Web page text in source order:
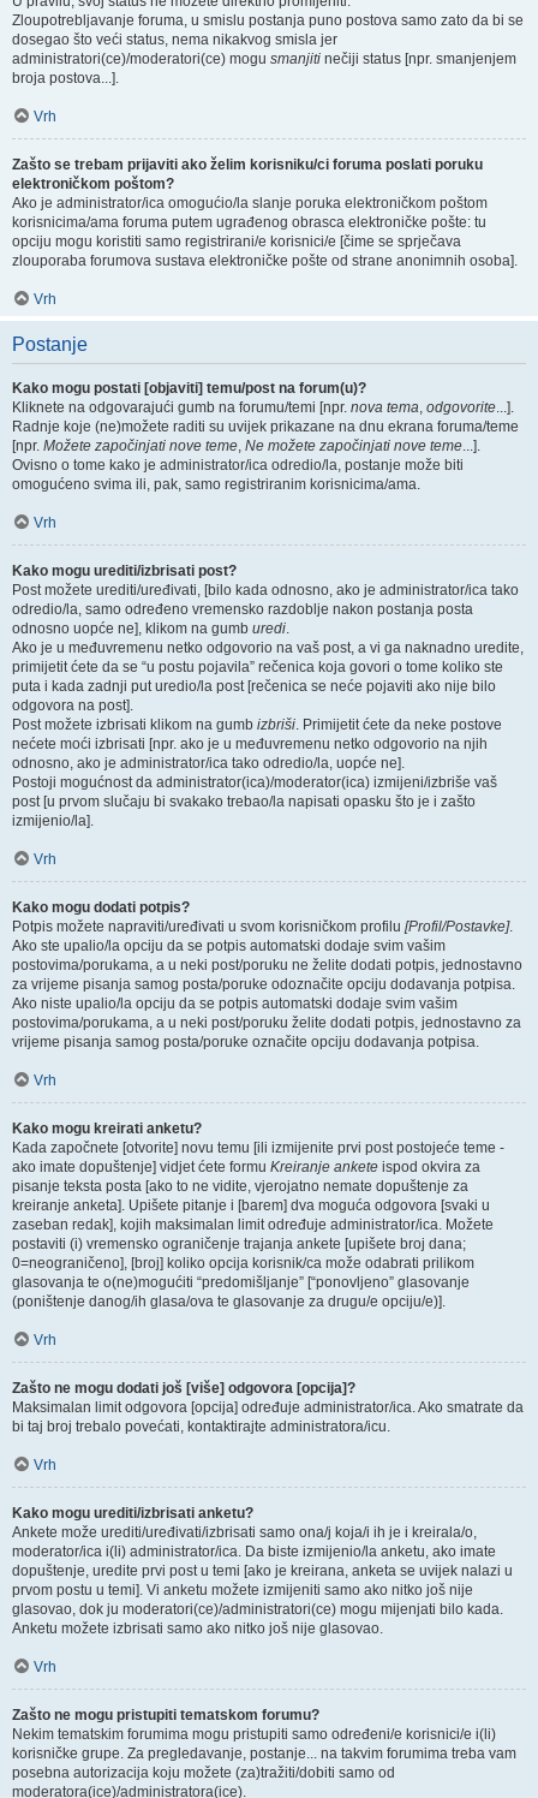
Zloupotrebljavanje foruma, u smislu postanja puno postova samo zato da bi se
dosegao što veći status, nema nikakvog smisla jer
administratori(ce)/moderatori(ce) mogu smanjiti nečiji status [npr. smanjenjem
broja postova...].
Vrh
Zašto se trebam prijaviti ako želim korisniku/ci foruma poslati poruku
elektroničkom poštom?
Ako je administrator/ica omogućio/la slanje poruka elektroničkom poštom
korisnicima/ama foruma putem ugrađenog obrasca elektroničke pošte: tu
opciju mogu koristiti samo registrirani/e korisnici/e [čime se sprječava
zlouporaba forumova sustava elektroničke pošte od strane anonimnih osoba].
Vrh
Postanje
Kako mogu postati [objaviti] temu/post na forum(u)?
Kliknete na odgovarajući gumb na forumu/temi [npr. nova tema, odgovorite...].
Radnje koje (ne)možete raditi su uvijek prikazane na dnu ekrana foruma/teme
[npr. Možete započinjati nove teme, Ne možete započinjati nove teme...].
Ovisno o tome kako je administrator/ica odredio/la, postanje može biti
omogućeno svima ili, pak, samo registriranim korisnicima/ama.
Vrh
Kako mogu urediti/izbrisati post?
Post možete urediti/uređivati, [bilo kada odnosno, ako je administrator/ica tako
odredio/la, samo određeno vremensko razdoblje nakon postanja posta
odnosno uopće ne], klikom na gumb uredi.
Ako je u međuvremenu netko odgovorio na vaš post, a vi ga naknadno uredite,
primijetit ćete da se “u postu pojavila” rečenica koja govori o tome koliko ste
puta i kada zadnji put uredio/la post [rečenica se neće pojaviti ako nije bilo
odgovora na post].
Post možete izbrisati klikom na gumb izbriši. Primijetit ćete da neke postove
nećete moći izbrisati [npr. ako je u međuvremenu netko odgovorio na njih
odnosno, ako je administrator/ica tako odredio/la, uopće ne].
Postoji mogućnost da administrator(ica)/moderator(ica) izmijeni/izbriše vaš
post [u prvom slučaju bi svakako trebao/la napisati opasku što je i zašto
izmijenio/la].
Vrh
Kako mogu dodati potpis?
Potpis možete napraviti/uređivati u svom korisničkom profilu [Profil/Postavke].
Ako ste upalio/la opciju da se potpis automatski dodaje svim vašim
postovima/porukama, a u neki post/poruku ne želite dodati potpis, jednostavno
za vrijeme pisanja samog posta/poruke odoznačite opciju dodavanja potpisa.
Ako niste upalio/la opciju da se potpis automatski dodaje svim vašim
postovima/porukama, a u neki post/poruku želite dodati potpis, jednostavno za
vrijeme pisanja samog posta/poruke označite opciju dodavanja potpisa.
Vrh
Kako mogu kreirati anketu?
Kada započnete [otvorite] novu temu [ili izmijenite prvi post postojeće teme -
ako imate dopuštenje] vidjet ćete formu Kreiranje ankete ispod okvira za
pisanje teksta posta [ako to ne vidite, vjerojatno nemate dopuštenje za
kreiranje anketa]. Upišete pitanje i [barem] dva moguća odgovora [svaki u
zaseban redak], kojih maksimalan limit određuje administrator/ica. Možete
postaviti (i) vremensko ograničenje trajanja ankete [upišete broj dana;
0=neograničeno], [broj] koliko opcija korisnik/ca može odabrati prilikom
glasovanja te o(ne)mogućiti “predomišljanje” [“ponovljeno” glasovanje
(poništenje danog/ih glasa/ova te glasovanje za drugu/e opciju/e)].
Vrh
Zašto ne mogu dodati još [više] odgovora [opcija]?
Maksimalan limit odgovora [opcija] određuje administrator/ica. Ako smatrate da
bi taj broj trebalo povećati, kontaktirajte administratora/icu.
Vrh
Kako mogu urediti/izbrisati anketu?
Ankete može urediti/uređivati/izbrisati samo ona/j koja/i ih je i kreirala/o,
moderator/ica i(li) administrator/ica. Da biste izmijenio/la anketu, ako imate
dopuštenje, uredite prvi post u temi [ako je kreirana, anketa se uvijek nalazi u
prvom postu u temi]. Vi anketu možete izmijeniti samo ako nitko još nije
glasovao, dok ju moderatori(ce)/administratori(ce) mogu mijenjati bilo kada.
Anketu možete izbrisati samo ako nitko još nije glasovao.
Vrh
Zašto ne mogu pristupiti tematskom forumu?
Nekim tematskim forumima mogu pristupiti samo određeni/e korisnici/e i(li)
korisničke grupe. Za pregledavanje, postanje... na takvim forumima treba vam
posebna autorizacija koju možete (za)tražiti/dobiti samo od
moderatora(ice)/administratora(ice).